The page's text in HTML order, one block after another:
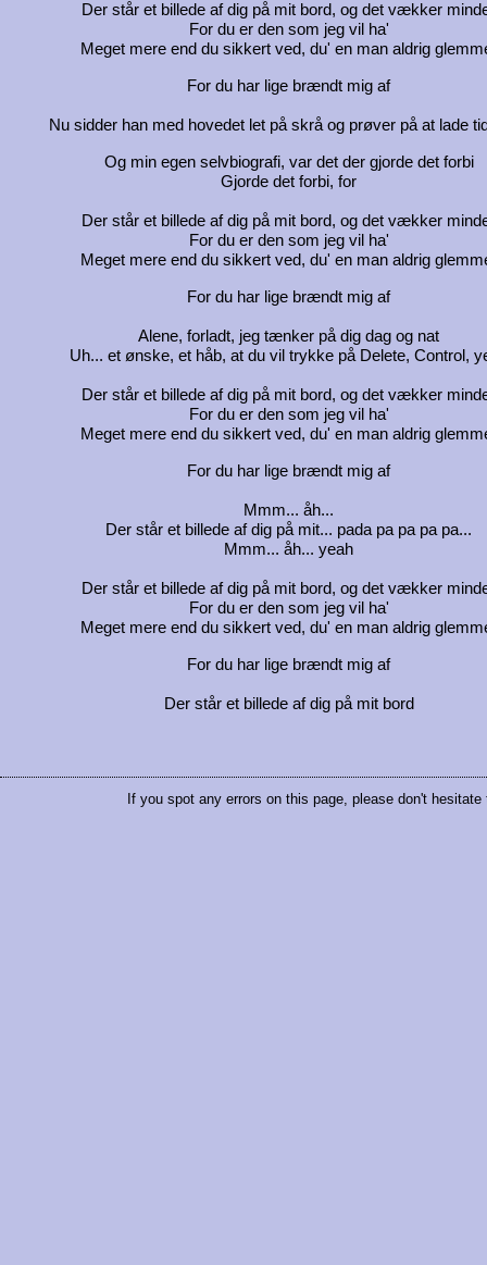
Der står et billede af dig på mit bord, og det vækker
For du er den som jeg vil ha'
Meget mere end du sikkert ved, du' en man aldrig
For du har lige brændt mig af
Nu sidder han med hovedet let på skrå og prøver på at lade
Og min egen selvbiografi, var det der gjorde det forbi
Gjorde det forbi, for
Der står et billede af dig på mit bord, og det vækker
For du er den som jeg vil ha'
Meget mere end du sikkert ved, du' en man aldrig
For du har lige brændt mig af
Alene, forladt, jeg tænker på dig dag og nat
Uh... et ønske, et håb, at du vil trykke på Delete, Control,
Der står et billede af dig på mit bord, og det vækker
For du er den som jeg vil ha'
Meget mere end du sikkert ved, du' en man aldrig
For du har lige brændt mig af
Mmm... åh...
Der står et billede af dig på mit... pada pa pa pa pa...
Mmm... åh... yeah
Der står et billede af dig på mit bord, og det vækker
For du er den som jeg vil ha'
Meget mere end du sikkert ved, du' en man aldrig
For du har lige brændt mig af
Der står et billede af dig på mit bord
If you spot any errors on this page, please don't